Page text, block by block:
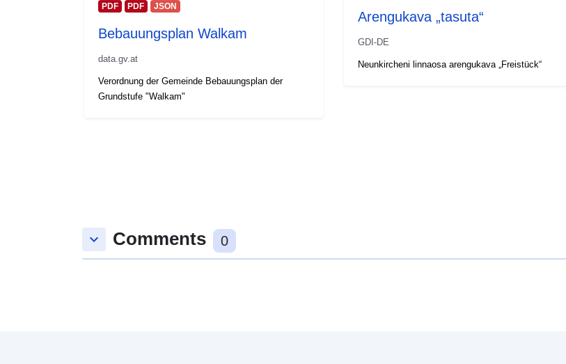
PDF PDF JSON
Bebauungsplan Walkam
data.gv.at
Verordnung der Gemeinde Bebauungsplan der
Grundstufe "Walkam"
Arengukava „tasuta“
GDI-DE
Neunkircheni linnaosa arengukava „Freistück“
keyboard_arrow_down Comments 0